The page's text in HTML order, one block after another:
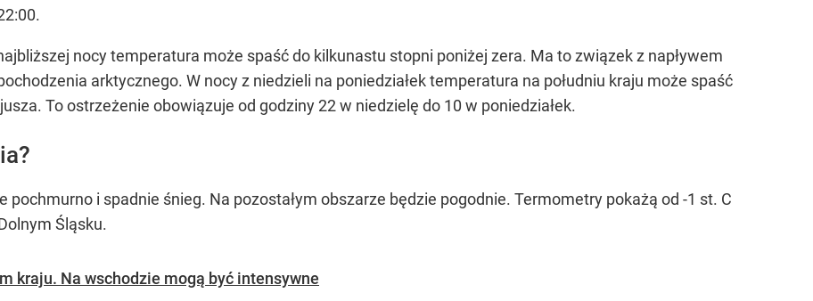
nocy temperatura może spaść do kilkunastu stopni poniżej zera. Ma to związek z napływem
arktycznego. W nocy z niedzieli na poniedziałek temperatura na południu kraju może spaść
To ostrzeżenie obowiązuje od godziny 22 w niedzielę do 10 w poniedziałek.
pochmurno i spadnie śnieg. Na pozostałym obszarze będzie pogodnie. Termometry pokażą od -1 st. C
Śląsku.
kraju. Na wschodzie mogą być intensywne